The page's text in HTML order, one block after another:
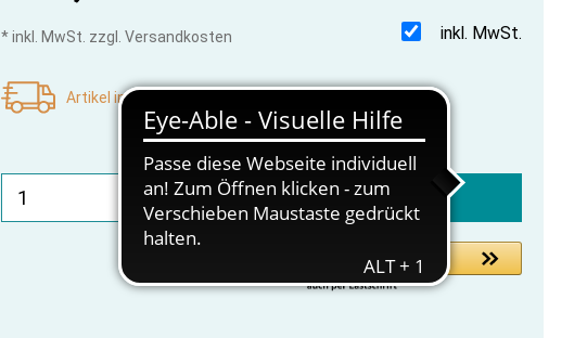
inkl. MwSt.
* inkl. MwSt. zzgl. Versandkosten
Artikel in Produktion, lieferbar vorauss. in 2-3 Wochen
In den Warenkorb